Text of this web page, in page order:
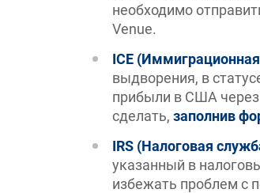
необходимо
Venue.
ICE
выдворения, в
прибыли в США
сделать, заполнив
IRS (Налоговая
указанный в
избежать проблем с